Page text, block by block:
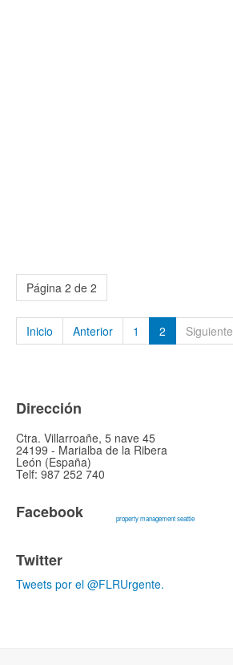
Página 2 de 2
Inicio Anterior 1 2 Siguiente
Dirección
Ctra. Villarroañe, 5 nave 45
24199 - Marialba de la Ribera
León (España)
Telf: 987 252 740
Facebook property management seattle
Twitter
Tweets por el @FLRUrgente.